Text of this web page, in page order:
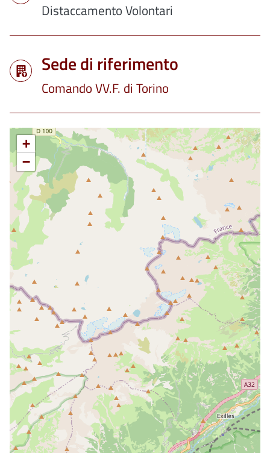
Distaccamento Volontari
Sede di riferimento
Comando VV.F. di Torino
+
−